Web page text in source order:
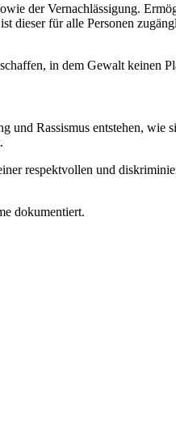
der Vernachlässigung.
dieser für alle Personen
in dem Gewalt keinen
und Rassismus entstehen, wie
respektvollen und
dokumentiert.